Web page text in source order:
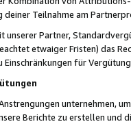
Teilnahme am
unserer Partner,
etwaiger Fristen) das
für
unternehmen,
Berichte zu erstellen und